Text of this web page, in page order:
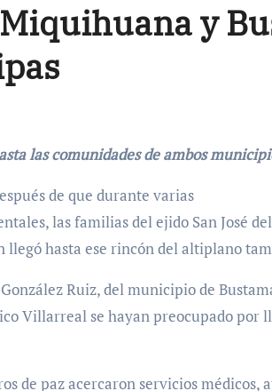
y
las comunidades de ambos
de que durante varias
las familias del ejido San José
hasta ese rincón del altiplano
Ruiz, del municipio de
Villarreal se hayan preocupado por
de paz acercaron servicios